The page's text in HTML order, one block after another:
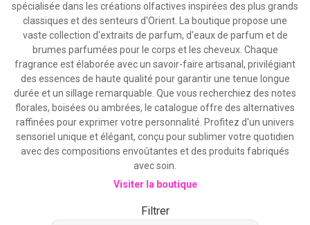
spécialisée dans les créations olfactives inspirées des plus grands
classiques et des senteurs d'Orient. La boutique propose une
vaste collection d'extraits de parfum, d'eaux de parfum et de
brumes parfumées pour le corps et les cheveux. Chaque
fragrance est élaborée avec un savoir-faire artisanal, privilégiant
des essences de haute qualité pour garantir une tenue longue
durée et un sillage remarquable. Que vous recherchiez des notes
florales, boisées ou ambrées, le catalogue offre des alternatives
raffinées pour exprimer votre personnalité. Profitez d'un univers
sensoriel unique et élégant, conçu pour sublimer votre quotidien
avec des compositions envoûtantes et des produits fabriqués
avec soin.
Visiter la boutique
Filtrer